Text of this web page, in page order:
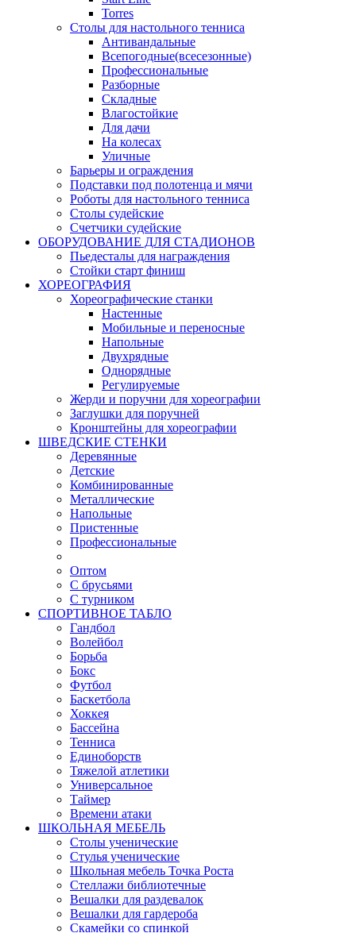
Torres
Столы для настольного тенниса
Антивандальные
Всепогодные(всесезонные)
Профессиональные
Разборные
Складные
Влагостойкие
Для дачи
На колесах
Уличные
Барьеры и ограждения
Подставки под полотенца и мячи
Роботы для настольного тенниса
Столы судейские
Счетчики судейские
ОБОРУДОВАНИЕ ДЛЯ СТАДИОНОВ
Пьедесталы для награждения
Стойки старт финиш
ХОРЕОГРАФИЯ
Хореографические станки
Настенные
Мобильные и переносные
Напольные
Двухрядные
Однорядные
Регулируемые
Жерди и поручни для хореографии
Заглушки для поручней
Кронштейны для хореографии
ШВЕДСКИЕ СТЕНКИ
Деревянные
Детские
Комбинированные
Металлические
Напольные
Пристенные
Профессиональные
Оптом
С брусьями
С турником
СПОРТИВНОЕ ТАБЛО
Гандбол
Волейбол
Борьба
Бокс
Футбол
Баскетбола
Хоккея
Бассейна
Тенниса
Единоборств
Тяжелой атлетики
Универсальное
Таймер
Времени атаки
ШКОЛЬНАЯ МЕБЕЛЬ
Столы ученические
Стулья ученические
Школьная мебель Точка Роста
Стеллажи библиотечные
Вешалки для раздевалок
Вешалки для гардероба
Скамейки со спинкой